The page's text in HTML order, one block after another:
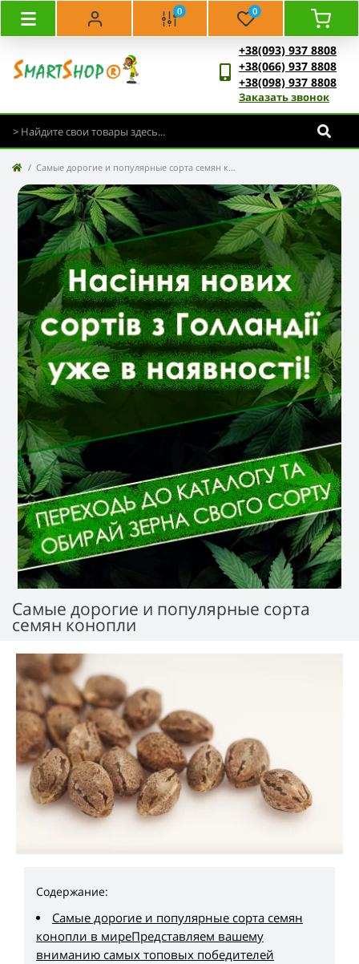
0 0
+38(093) 937 8808
+38(066) 937 8808
+38(098) 937 8808
Заказать звонок
Самые дорогие и популярные сорта семян конопли
Самые дорогие и популярные сорта
семян конопли
Содержание:
Самые дорогие и популярные сорта семян
конопли в миреПредставляем вашему
вниманию самых топовых победителей